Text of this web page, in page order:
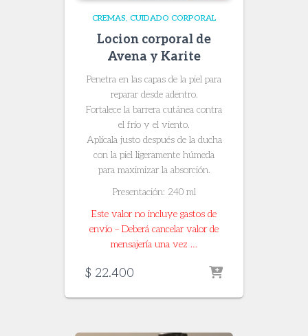
CREMAS CUIDADO CORPORAL
Locion corporal de
Avena y Karite
Penetra en las capas de la piel para
reparar desde adentro.
Fortalece la barrera cutánea contra
el frío y el viento.
​Aplícala justo después de la ducha
con la piel ligeramente húmeda
para maximizar la absorción.
Presentación: 240 ml
Este valor no incluye gastos de
envío – Deberá cancelar valor de
mensajería una vez …
$ 22.400